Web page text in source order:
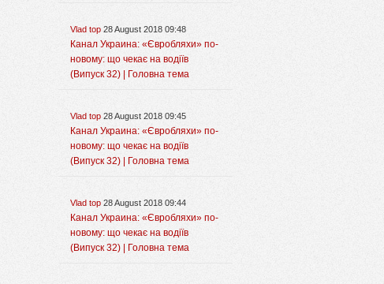
Vlad top 28 August 2018 09:48
Канал Украина: «Євробляхи» по-
новому: що чекає на водіїв
(Випуск 32) | Головна тема
Vlad top 28 August 2018 09:45
Канал Украина: «Євробляхи» по-
новому: що чекає на водіїв
(Випуск 32) | Головна тема
Vlad top 28 August 2018 09:44
Канал Украина: «Євробляхи» по-
новому: що чекає на водіїв
(Випуск 32) | Головна тема